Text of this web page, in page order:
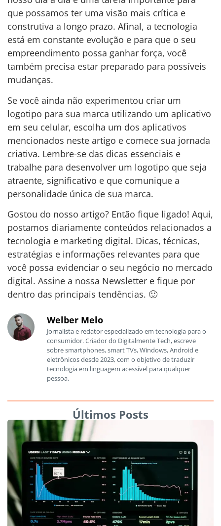
que possamos ter uma visão mais crítica e
construtiva a longo prazo. Afinal, a tecnologia
está em constante evolução e para que o seu
empreendimento possa ganhar força, você
também precisa estar preparado para possíveis
mudanças.
Se você ainda não experimentou criar um
logotipo para sua marca utilizando um aplicativo
em seu celular, escolha um dos aplicativos
mencionados neste artigo e comece sua jornada
criativa. Lembre-se das dicas essenciais e
trabalhe para desenvolver um logotipo que seja
atraente, significativo e que comunique a
personalidade única de sua marca.
Gostou do nosso artigo? Então fique ligado! Aqui,
postamos diariamente conteúdos relacionados a
tecnologia e marketing digital. Dicas, técnicas,
estratégias e informações relevantes para que
você possa evidenciar o seu negócio no mercado
digital. Assine a nossa Newsletter e fique por
dentro das principais tendências. 🙂
Welber Melo
Jornalista e redator especializado em tecnologia para o
consumidor. Criador do Digitalmente Tech, escreve
sobre smartphones, smart TVs, Windows, Android e
eletrônicos desde 2023, com o objetivo de traduzir
tecnologia em linguagem acessível para qualquer
pessoa.
Últimos Posts